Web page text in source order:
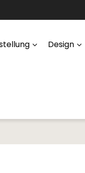
Design